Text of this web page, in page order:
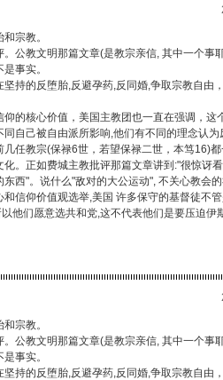
宗教。
公教文明那篇文章(是教宗亲信, 其中一个事
事实。
持的反堕胎,反避孕药,反同婚,争取宗教自由
的核心价值，美国主教团也一直在强调，这
自己被自由派所影响,他们有不同的理念认
任教宗(保禄6世，若望保禄二世，本笃16)
。正如费城主教批评那篇文章讲到:"很惊讶
西"。说什么"敌对的大公运动", 不关心教会
信仰价值观选举,美国 许多保守的基督徒不
他们愿意选共和党,这不代表他们是要压迫伊
宗教。
公教文明那篇文章(是教宗亲信, 其中一个事
事实。
持的反堕胎,反避孕药,反同婚,争取宗教自由